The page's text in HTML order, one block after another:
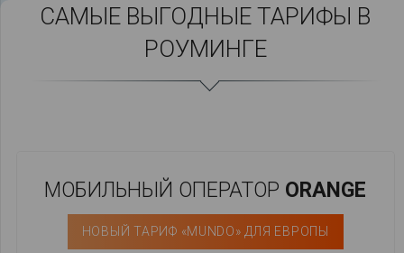
САМЫЕ ВЫГОДНЫЕ ТАРИФЫ В
РОУМИНГЕ
МОБИЛЬНЫЙ ОПЕРАТОР ORANGE
НОВЫЙ ТАРИФ «MUNDO» ДЛЯ ЕВРОПЫ